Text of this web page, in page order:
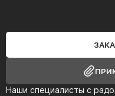
Наши специалисты с